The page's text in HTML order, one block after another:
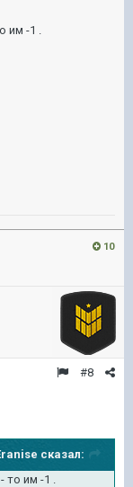
им -1 .
10
#8
сказал:
то им -1 .